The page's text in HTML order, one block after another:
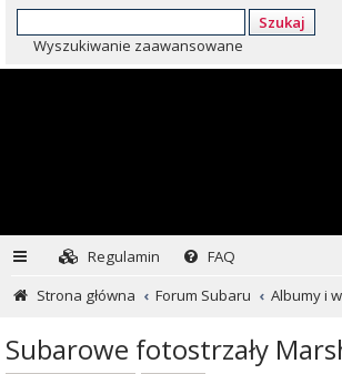
Szukaj
Wyszukiwanie zaawansowane
Regulamin
FAQ
Strona główna
Forum Subaru Albumy i
Subarowe fotostrzały